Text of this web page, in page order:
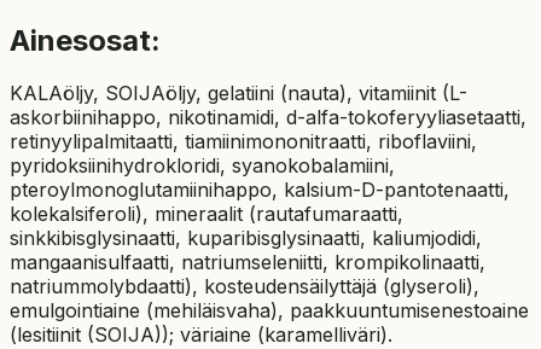
Ainesosat:
KALAöljy, SOIJAöljy, gelatiini (nauta), vitamiinit (L-
askorbiinihappo, nikotinamidi, d-alfa-tokoferyyliasetaatti,
retinyylipalmitaatti, tiamiinimononitraatti, riboflaviini,
pyridoksiinihydrokloridi, syanokobalamiini,
pteroylmonoglutamiinihappo, kalsium-D-pantotenaatti,
kolekalsiferoli), mineraalit (rautafumaraatti,
sinkkibisglysinaatti, kuparibisglysinaatti, kaliumjodidi,
mangaanisulfaatti, natriumseleniitti, krompikolinaatti,
natriummolybdaatti), kosteudensäilyttäjä (glyseroli),
emulgointiaine (mehiläisvaha), paakkuuntumisenestoaine
(lesitiinit (SOIJA)); väriaine (karamelliväri).